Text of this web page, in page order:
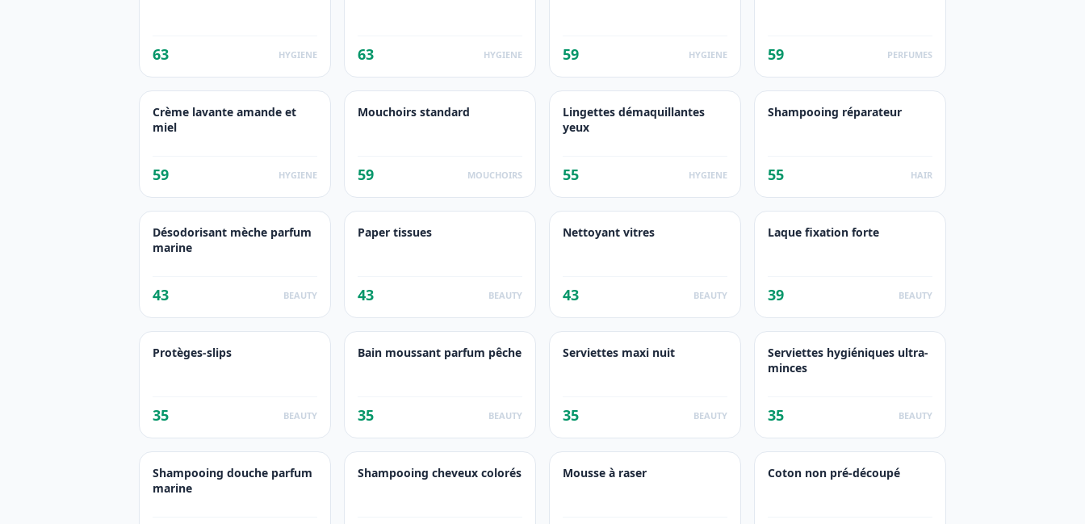
63 HYGIENE 63 HYGIENE 59 HYGIENE 59 PERFUMES
Crème lavante amande et
miel
59 HYGIENE
Mouchoirs standard
59 MOUCHOIRS
Lingettes démaquillantes
yeux
55 HYGIENE
Shampooing réparateur
55 HAIR
Désodorisant mèche parfum
marine
43 BEAUTY
Paper tissues
43 BEAUTY
Nettoyant vitres
43 BEAUTY
Laque fixation forte
39 BEAUTY
Protèges-slips
35 BEAUTY
Bain moussant parfum pêche
35 BEAUTY
Serviettes maxi nuit
35 BEAUTY
Serviettes hygiéniques ultra-
minces
35 BEAUTY
Shampooing douche parfum
marine
Shampooing cheveux colorés Mousse à raser Coton non pré-découpé